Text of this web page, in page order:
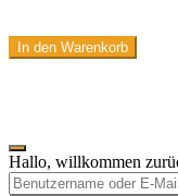
In den Warenkorb
Hallo, willkommen